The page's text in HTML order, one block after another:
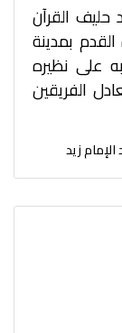
القرآن
بمدينة
بعد تغلبه على نظيره
الترجيح 5/6 بعد تعادل الفريقين
زيد